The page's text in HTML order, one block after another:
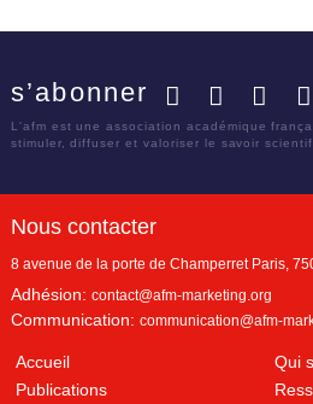
s’abonner FacebookTwitter
L'afm est une association académique
stimuler, diffuser et valoriser le savoir
Nous contacter
8 avenue de la porte de Champerret Paris,
Adhésion: contact@afm-marketing.org
Communication: communication@afm-
Accueil
Qui
Publications